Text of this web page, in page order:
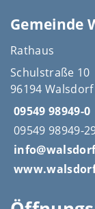
Gemeinde
Rathaus
Schulstraße 10
96194 Walsdorf
09549 98949-0
09549 98949-